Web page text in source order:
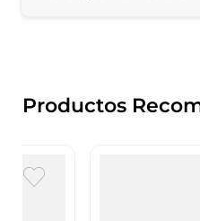
Productos